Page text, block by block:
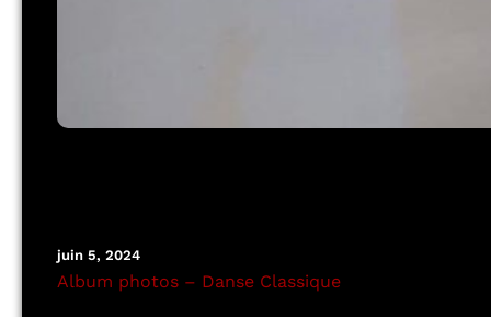
juin 5, 2024
Album photos – Danse Classique